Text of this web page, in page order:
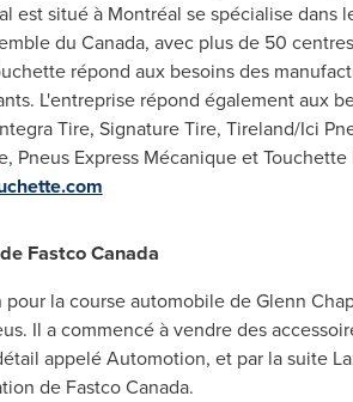
est situé à Montréal se spécialise
du Canada, avec plus de 50
répond aux besoins des
L'entreprise répond également aux
Tire, Signature Tire, Tireland/Ici
Pneus Express Mécanique et
Fastco Canada
pour la course automobile deGlenn
Il a commencé à vendre des
appelé Automotion, et par la suite
de Fastco Canada.